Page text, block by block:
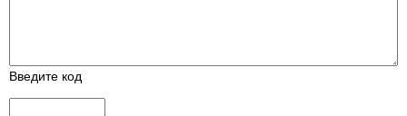
Введите код